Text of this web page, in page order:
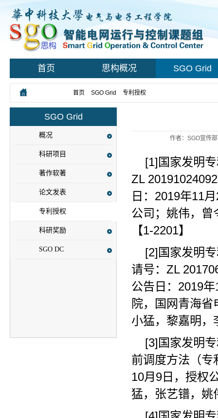
首页 思构概况 SGO Grid
首页 SGO Grid 专利授权
SGO Grid
概况
科研项目
著作软著
论文发表
专利授权
科研奖励
SGO DC
作者：SGO宣传
[1]国家发明
ZL
日：2019年11
公司；姚伟，曾
【1-2201】
[2]国家发明
请号：ZL
公告日：2019
院，国网青海
小猛，黎嘉明，
[3]国家发明
前调度方法（专
10月9日，授权
猛，张艺镨，姚